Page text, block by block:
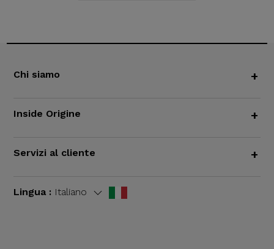
Chi siamo +
Inside Origine +
Servizi al cliente +
Lingua : Italiano